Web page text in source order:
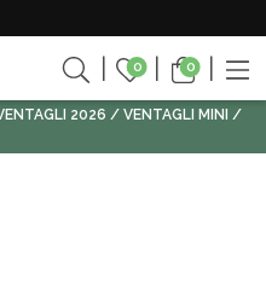
0 0
2026
VENTAGLI MINI